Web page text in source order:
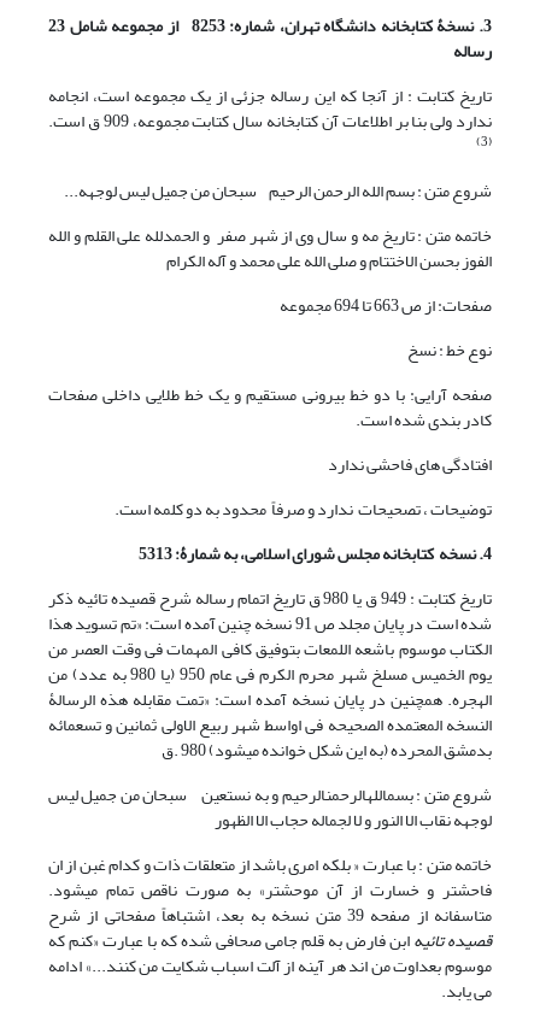
3. نسخۀ کتابخانه دانشگاه تهران، شماره: 8253 از مجموعه شامل 23
رساله
تاریخ کتابت : از آنجا که این رساله جزئی از یک مجموعه است، انجامه
ندارد ولی بنا بر اطلاعات آن کتابخانه سال کتابت مجموعه، 909 ق است.
(3)
شروع متن : بسم الله الرحمن الرحیم سبحان من جمیل لیس لوجهه...
خاتمه متن : تاریخ مه و سال وی از شهر صفر و الحمدلله علی القلم و الله
الفوز بحسن الاختتام و صلی الله علی محمد و آله الکرام
صفحات: از ص 663 تا 694 مجموعه
نوع خط : نسخ
صفحه آرایی: با دو خط بیرونی مستقیم و یک خط طلایی داخلی صفحات
کادر بندی شده است.
افتادگی های فاحشی ندارد
توضیحات ، تصحیحات ندارد و صرفاً محدود به دو کلمه است.
4. نسخه کتابخانه مجلس شورای اسلامی، به شمارۀ: 5313
تاریخ کتابت : 949 ق یا 980 ق تاریخ اتمام رساله شرح قصیده تائیه ذکر
شده است در پایان مجلد ص 91 نسخه چنین آمده است: «تم تسوید هذا
الکتاب موسوم باشعه اللمعات بتوفیق کافی المهمات فی وقت العصر من
یوم الخمیس مسلخ شهر محرم الکرم فی عام 950 (یا 980 به عدد) من
الهجره. همچنین در پایان نسخه آمده است: «تمت مقابله هذه الرسالۀ
النسخه المعتمده الصحیحه فی اواسط شهر ربیع الاولی ثمانین و تسعمائه
بدمشق المحرده (به این شکل خوانده می‏‏شود) 980 .ق
شروع متن : بسم‏الله‏الرحمن‏الرحیم و به نستعین سبحان من جمیل لیس
لوجهه نقاب الا النور و لا لجماله حجاب الا الظهور
خاتمه متن : با عبارت « بلکه امری باشد از متعلقات ذات و کدام غبن از ان
فاحش‏تر و خسارت از آن موحش‏تر» به صورت ناقص تمام می‏شود.
متاسفانه از صفحه 39 متن نسخه به بعد، اشتباهاً صفحاتی از شرح
قصیده تائیهابن فارض به قلم جامی صحافی شده که با عبارت «کنم که
موسوم بعداوت من اند هر آینه از آلت اسباب شکایت من کنند...» ادامه
می یابد.